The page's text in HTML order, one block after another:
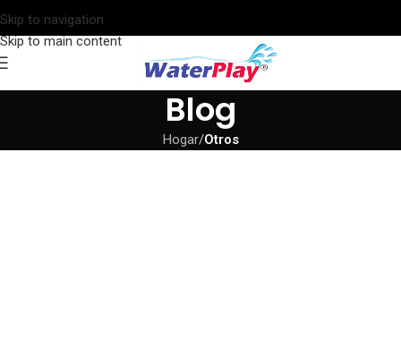
Skip to navigation
Skip to main content
Blog
Hogar/Otros